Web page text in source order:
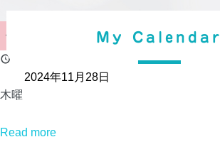
My Calendar
休診
2024年11月28日
木曜
Read more